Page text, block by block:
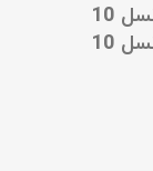
اینتل Core™ i5-10210U نسل 10